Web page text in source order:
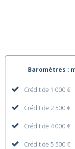
Baromètres :
Crédit de 1 000 €
Crédit de 2 500 €
Crédit de 4 000 €
Crédit de 5 500 €